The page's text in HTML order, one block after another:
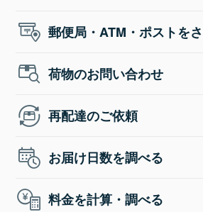
郵便局・ATM・ポストを
荷物のお問い合わせ
再配達のご依頼
お届け日数を調べる
料金を計算・調べる